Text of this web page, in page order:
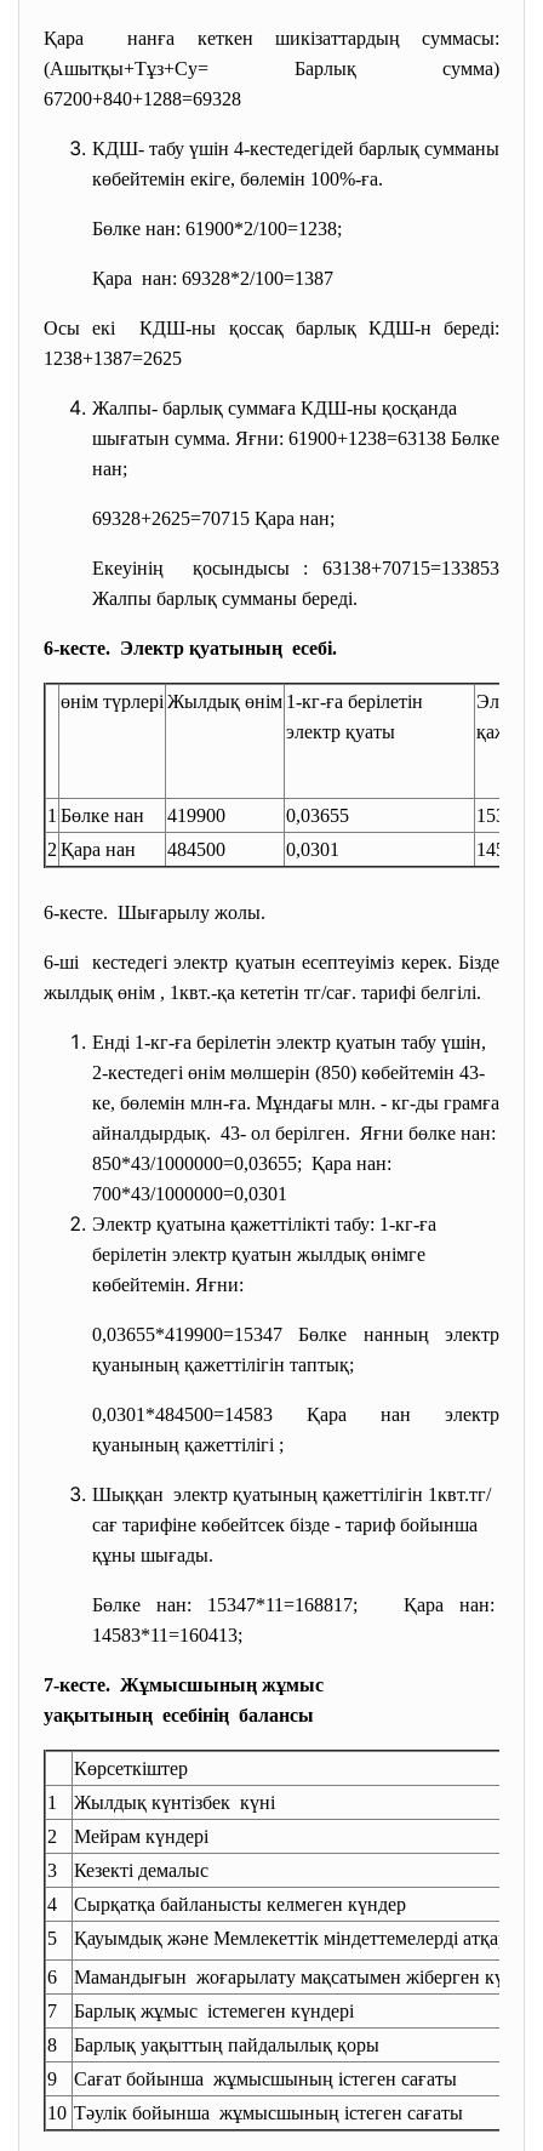
Қара нанға кеткен шикізаттардың суммасы:
(Ашытқы+Тұз+Су= Барлық сумма)
67200+840+1288=69328
КДШ- табу үшін 4-кестедегідей барлық сумманы
көбейтемін екіге, бөлемін 100%-ға.
Бөлке нан: 61900*2/100=1238;
Қара нан: 69328*2/100=1387
Осы екі КДШ-ны қоссақ барлық КДШ-н береді:
1238+1387=2625
Жалпы- барлық суммаға КДШ-ны қосқанда
шығатын сумма. Яғни: 61900+1238=63138 Бөлке
нан;
69328+2625=70715 Қара нан;
Екеуінің қосындысы : 63138+70715=133853
Жалпы барлық сумманы береді.
6-кесте. Электр қуатының есебі.
өнім түрлері Жылдық өнім 1-кг-ға берілетін
электр қуаты
Электр
1 Бөлке нан 419900 0,03655
15347
2 Қара нан 484500 0,0301 14583
6-кесте. Шығарылу жолы.
6-ші кестедегі электр қуатын есептеуіміз керек. Бізде
жылдық өнім , 1квт.-қа кететін тг/сағ. тарифі белгілі.
Енді 1-кг-ға берілетін электр қуатын табу үшін,
2-кестедегі өнім мөлшерін (850) көбейтемін 43-
ке, бөлемін млн-ға. Мұндағы млн. - кг-ды грамға
айналдырдық. 43- ол берілген. Яғни бөлке нан:
850*43/1000000=0,03655; Қара нан:
700*43/1000000=0,0301
Электр қуатына қажеттілікті табу: 1-кг-ға
берілетін электр қуатын жылдық өнімге
көбейтемін. Яғни:
0,03655*419900=15347 Бөлке нанның электр
қуанының қажеттілігін таптық;
0,0301*484500=14583 Қара нан электр
қуанының қажеттілігі ;
Шыққан электр қуатының қажеттілігін 1квт.тг/
сағ тарифіне көбейтсек бізде - тариф бойынша
құны шығады.
Бөлке нан: 15347*11=168817; Қара нан:
14583*11=160413;
7-кесте. Жұмысшының жұмыс
уақытының есебінің балансы
Көрсеткіштер
1
Жылдық күнтізбек күні
2
Мейрам күндері
3
Кезекті демалыс
4
Сырқатқа байланысты келмеген күндер
5
Қауымдық және Мемлекеттік міндеттемелерді атқарған
6
Мамандығын жоғарылату мақсатымен жіберген
7
Барлық жұмыс істемеген күндері
8
Барлық уақыттың пайдалылық қоры
9
Сағат бойынша жұмысшының істеген сағаты
10 Тәулік бойынша жұмысшының істеген сағаты